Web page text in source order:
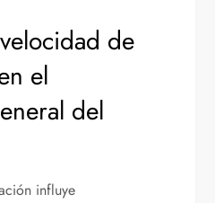
de
el
del
influye